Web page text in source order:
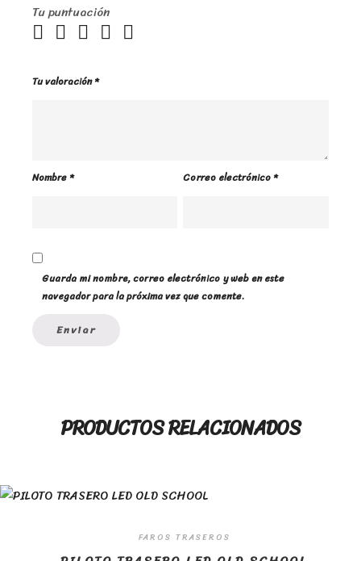
Tu puntuación
Tu valoración*
Nombre* Correo electrónico*
Guarda mi nombre, correo electrónico y web en este
navegador para la próxima vez que comente.
PRODUCTOS RELACIONADOS
FAROS TRASEROS